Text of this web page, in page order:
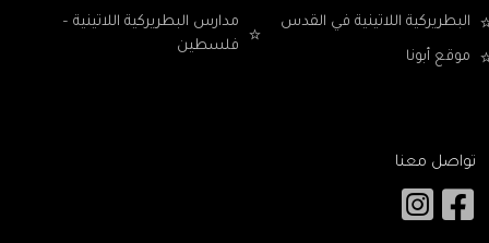
مدارس البطريركية اللاتينية –
فلسطين
البطريركية اللاتينية في القدس
موقع أبونا
تواصل معنا